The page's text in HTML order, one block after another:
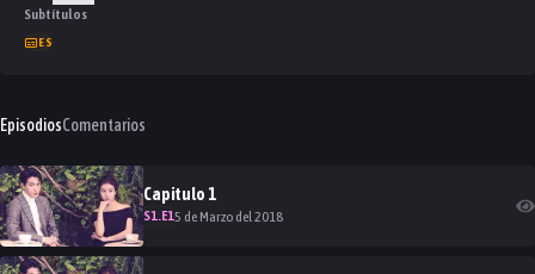
Subtítulos
ES
EpisodiosComentarios
Capitulo 1
S1.E15 de Marzo del 2018